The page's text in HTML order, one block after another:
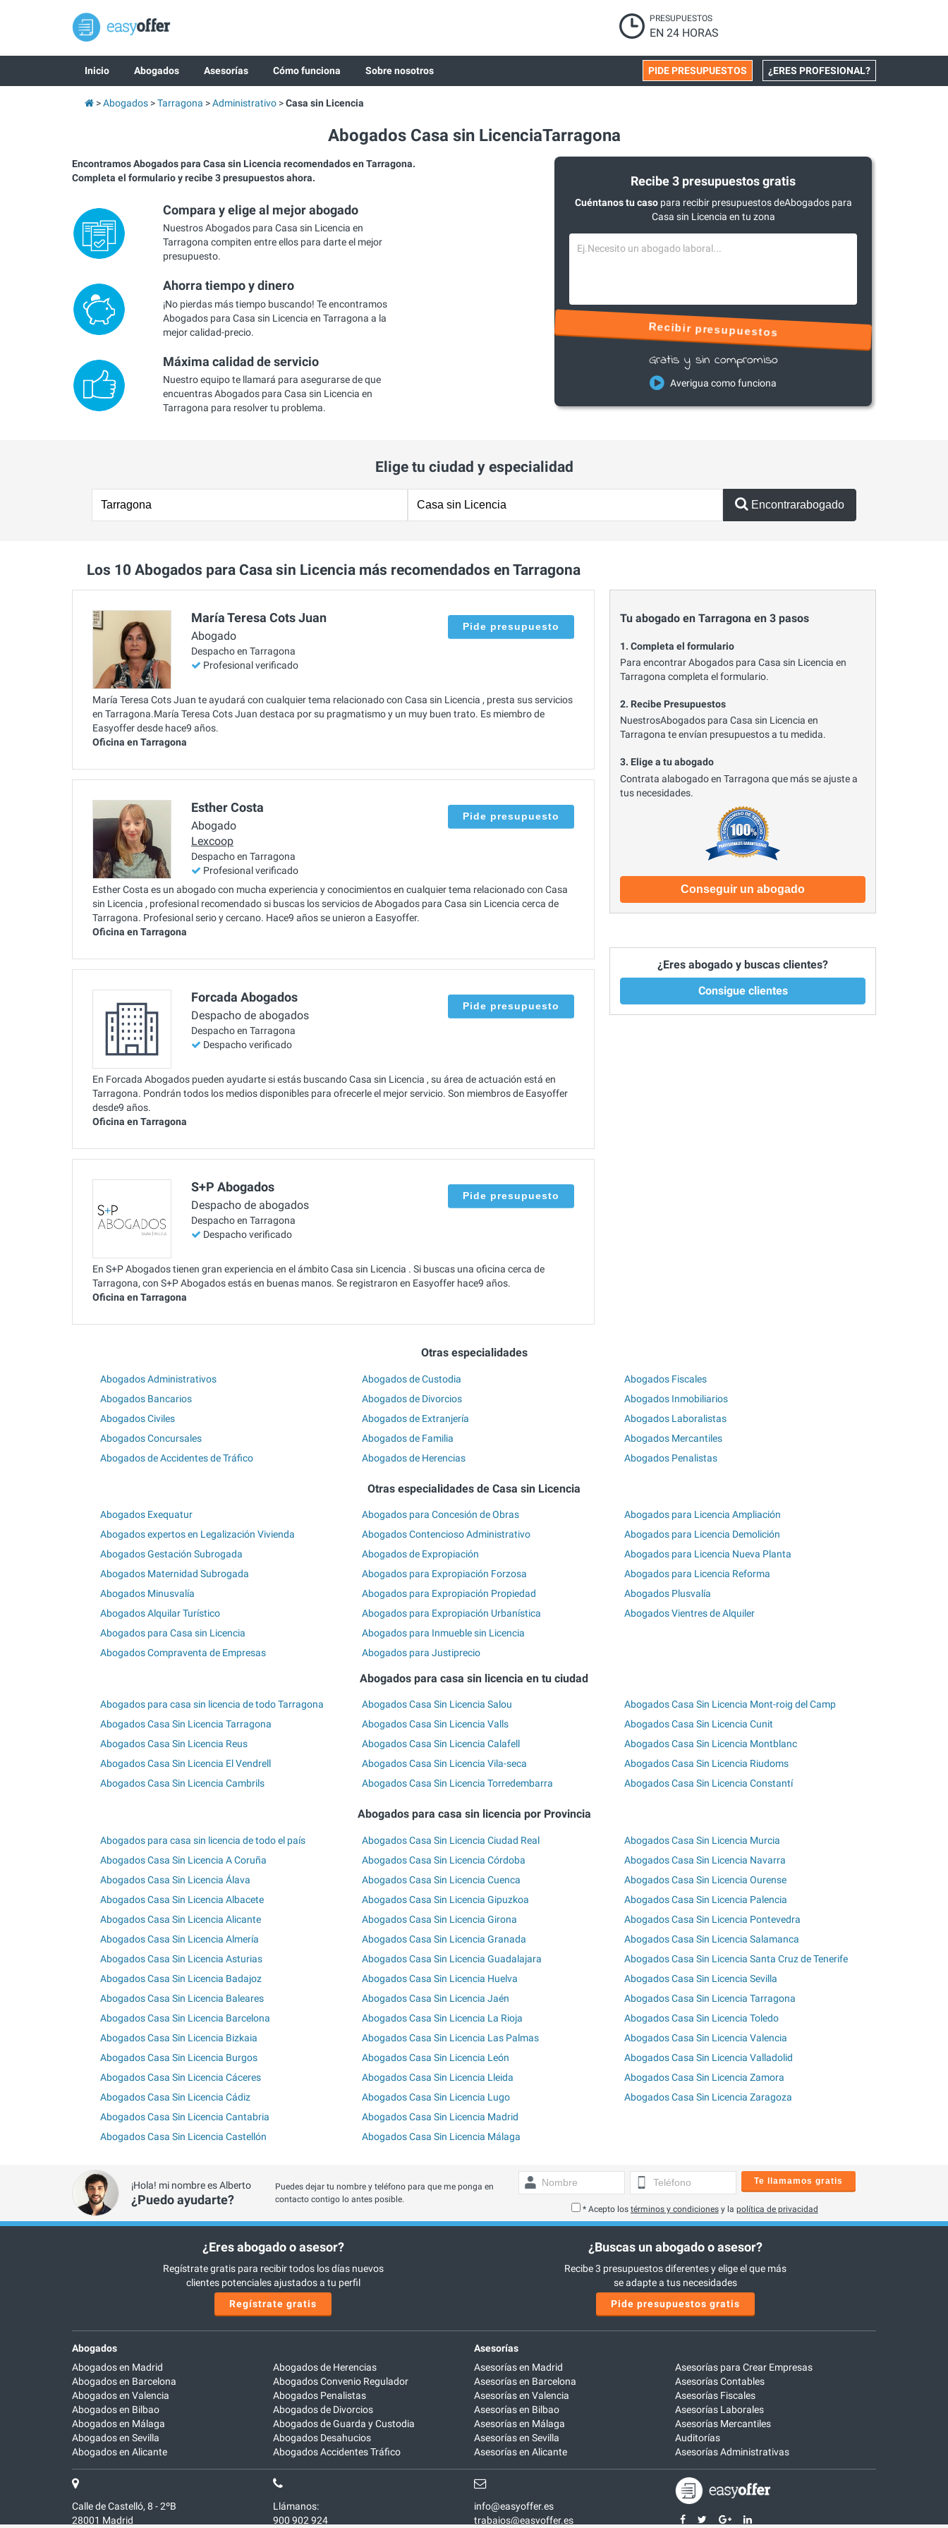
PRESUPUESTOS
EN 24 HORAS
Inicio Abogados Asesorías Cómo funciona Sobre nosotros ¿ERES PROFESIONAL?
PIDE PRESUPUESTOS
Abogados Tarragona Administrativo Casa sin Licencia
Abogados Casa sin LicenciaTarragona
Encontramos Abogados para Casa sin Licencia recomendados en Tarragona.
Completa el formulario y recibe 3 presupuestos ahora.
Compara y elige al mejor abogado
Nuestros Abogados para Casa sin Licencia en
Tarragona compiten entre ellos para darte el mejor
presupuesto.
Ahorra tiempo y dinero
¡No pierdas más tiempo buscando! Te encontramos
Abogados para Casa sin Licencia en Tarragona a la
mejor calidad-precio.
Máxima calidad de servicio
Nuestro equipo te llamará para asegurarse de que
encuentras Abogados para Casa sin Licencia en
Tarragona para resolver tu problema.
Recibe 3 presupuestos gratis
Cuéntanos tu casopara recibir presupuestos deAbogados para
Casa sin Licencia en tu zona
Recibir presupuestos
Gratis y sin compromiso
Averigua como funciona
Elige tu ciudad y especialidad
Encontrarabogado
Los 10 Abogados para Casa sin Licencia más recomendados en Tarragona
María Teresa Cots Juan
Abogado
Despacho en Tarragona
Profesional verificado
Pide presupuesto
María Teresa Cots Juan te ayudará con cualquier tema relacionado con Casa sin Licencia , presta sus servicios
en Tarragona.María Teresa Cots Juan destaca por su pragmatismo y un muy buen trato. Es miembro de
Easyoffer desde hace9 años.
Oficina en Tarragona
Esther Costa
Abogado
Lexcoop
Despacho en Tarragona
Profesional verificado
Pide presupuesto
Esther Costa es un abogado con mucha experiencia y conocimientos en cualquier tema relacionado con Casa
sin Licencia , profesional recomendado si buscas los servicios de Abogados para Casa sin Licencia cerca de
Tarragona. Profesional serio y cercano. Hace9 años se unieron a Easyoffer.
Oficina en Tarragona
Forcada Abogados
Despacho de abogados
Despacho en Tarragona
Despacho verificado
Pide presupuesto
En Forcada Abogados pueden ayudarte si estás buscando Casa sin Licencia , su área de actuación está en
Tarragona. Pondrán todos los medios disponibles para ofrecerle el mejor servicio. Son miembros de Easyoffer
desde9 años.
Oficina en Tarragona
S+P Abogados
Despacho de abogados
Despacho en Tarragona
Despacho verificado
Pide presupuesto
En S+P Abogados tienen gran experiencia en el ámbito Casa sin Licencia . Si buscas una oficina cerca de
Tarragona, con S+P Abogados estás en buenas manos. Se registraron en Easyoffer hace9 años.
Oficina en Tarragona
Tu abogado en Tarragona en 3 pasos
1. Completa el formulario
Para encontrar Abogados para Casa sin Licencia en
Tarragona completa el formulario.
2. Recibe Presupuestos
NuestrosAbogados para Casa sin Licencia en
Tarragona te envían presupuestos a tu medida.
3. Elige a tu abogado
Contrata alabogado en Tarragona que más se ajuste a
tus necesidades.
Conseguir un abogado
¿Eres abogado y buscas clientes?
Consigue clientes
Otras especialidades
Abogados Administrativos
Abogados Bancarios
Abogados Civiles
Abogados Concursales
Abogados de Accidentes de Tráfico
Abogados de Custodia
Abogados de Divorcios
Abogados de Extranjería
Abogados de Familia
Abogados de Herencias
Abogados Fiscales
Abogados Inmobiliarios
Abogados Laboralistas
Abogados Mercantiles
Abogados Penalistas
Otras especialidades de Casa sin Licencia
Abogados Exequatur
Abogados expertos en Legalización Vivienda
Abogados Gestación Subrogada
Abogados Maternidad Subrogada
Abogados Minusvalía
Abogados Alquilar Turístico
Abogados para Casa sin Licencia
Abogados Compraventa de Empresas
Abogados para Concesión de Obras
Abogados Contencioso Administrativo
Abogados de Expropiación
Abogados para Expropiación Forzosa
Abogados para Expropiación Propiedad
Abogados para Expropiación Urbanística
Abogados para Inmueble sin Licencia
Abogados para Justiprecio
Abogados para Licencia Ampliación
Abogados para Licencia Demolición
Abogados para Licencia Nueva Planta
Abogados para Licencia Reforma
Abogados Plusvalía
Abogados Vientres de Alquiler
Abogados para casa sin licencia en tu ciudad
Abogados para casa sin licencia de todo Tarragona
Abogados Casa Sin Licencia Tarragona
Abogados Casa Sin Licencia Reus
Abogados Casa Sin Licencia El Vendrell
Abogados Casa Sin Licencia Cambrils
Abogados Casa Sin Licencia Salou
Abogados Casa Sin Licencia Valls
Abogados Casa Sin Licencia Calafell
Abogados Casa Sin Licencia Vila-seca
Abogados Casa Sin Licencia Torredembarra
Abogados Casa Sin Licencia Mont-roig del Camp
Abogados Casa Sin Licencia Cunit
Abogados Casa Sin Licencia Montblanc
Abogados Casa Sin Licencia Riudoms
Abogados Casa Sin Licencia Constantí
Abogados para casa sin licencia por Provincia
Abogados para casa sin licencia de todo el país
Abogados Casa Sin Licencia A Coruña
Abogados Casa Sin Licencia Álava
Abogados Casa Sin Licencia Albacete
Abogados Casa Sin Licencia Alicante
Abogados Casa Sin Licencia Almería
Abogados Casa Sin Licencia Asturias
Abogados Casa Sin Licencia Badajoz
Abogados Casa Sin Licencia Baleares
Abogados Casa Sin Licencia Barcelona
Abogados Casa Sin Licencia Bizkaia
Abogados Casa Sin Licencia Burgos
Abogados Casa Sin Licencia Cáceres
Abogados Casa Sin Licencia Cádiz
Abogados Casa Sin Licencia Cantabria
Abogados Casa Sin Licencia Castellón
Abogados Casa Sin Licencia Ciudad Real
Abogados Casa Sin Licencia Córdoba
Abogados Casa Sin Licencia Cuenca
Abogados Casa Sin Licencia Gipuzkoa
Abogados Casa Sin Licencia Girona
Abogados Casa Sin Licencia Granada
Abogados Casa Sin Licencia Guadalajara
Abogados Casa Sin Licencia Huelva
Abogados Casa Sin Licencia Jaén
Abogados Casa Sin Licencia La Rioja
Abogados Casa Sin Licencia Las Palmas
Abogados Casa Sin Licencia León
Abogados Casa Sin Licencia Lleida
Abogados Casa Sin Licencia Lugo
Abogados Casa Sin Licencia Madrid
Abogados Casa Sin Licencia Málaga
Abogados Casa Sin Licencia Murcia
Abogados Casa Sin Licencia Navarra
Abogados Casa Sin Licencia Ourense
Abogados Casa Sin Licencia Palencia
Abogados Casa Sin Licencia Pontevedra
Abogados Casa Sin Licencia Salamanca
Abogados Casa Sin Licencia Santa Cruz de Tenerife
Abogados Casa Sin Licencia Sevilla
Abogados Casa Sin Licencia Tarragona
Abogados Casa Sin Licencia Toledo
Abogados Casa Sin Licencia Valencia
Abogados Casa Sin Licencia Valladolid
Abogados Casa Sin Licencia Zamora
Abogados Casa Sin Licencia Zaragoza
¡Hola! mi nombre es Alberto
¿Puedo ayudarte?
Puedes dejar tu nombre y teléfono para que me ponga en
contacto contigo lo antes posible.
Te llamamos gratis
* Acepto los términos y condicionesy la política de privacidad
¿Eres abogado o asesor?
Regístrate gratis para recibir todos los días nuevos
clientes potenciales ajustados a tu perfil
Regístrate gratis
¿Buscas un abogado o asesor?
Recibe 3 presupuestos diferentes y elige el que más
se adapte a tus necesidades
Pide presupuestos gratis
Abogados
Abogados en Madrid
Abogados en Barcelona
Abogados en Valencia
Abogados en Bilbao
Abogados en Málaga
Abogados en Sevilla
Abogados en Alicante
Abogados de Herencias
Abogados Convenio Regulador
Abogados Penalistas
Abogados de Divorcios
Abogados de Guarda y Custodia
Abogados Desahucios
Abogados Accidentes Tráfico
Asesorías
Asesorías en Madrid
Asesorías en Barcelona
Asesorías en Valencia
Asesorías en Bilbao
Asesorías en Málaga
Asesorías en Sevilla
Asesorías en Alicante
Asesorías para Crear Empresas
Asesorías Contables
Asesorías Fiscales
Asesorías Laborales
Asesorías Mercantiles
Auditorías
Asesorías Administrativas
Calle de Castelló, 8 - 2ºB
28001 Madrid
Llámanos:
900 902 924
info@easyoffer.es
trabajos@easyoffer.es